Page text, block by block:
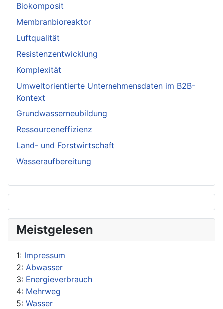
Biokomposit
Membranbioreaktor
Luftqualität
Resistenzentwicklung
Komplexität
Umweltorientierte Unternehmensdaten im B2B-
Kontext
Grundwasserneubildung
Ressourceneffizienz
Land- und Forstwirtschaft
Wasseraufbereitung
Meistgelesen
1: Impressum
2: Abwasser
3: Energieverbrauch
4: Mehrweg
5: Wasser